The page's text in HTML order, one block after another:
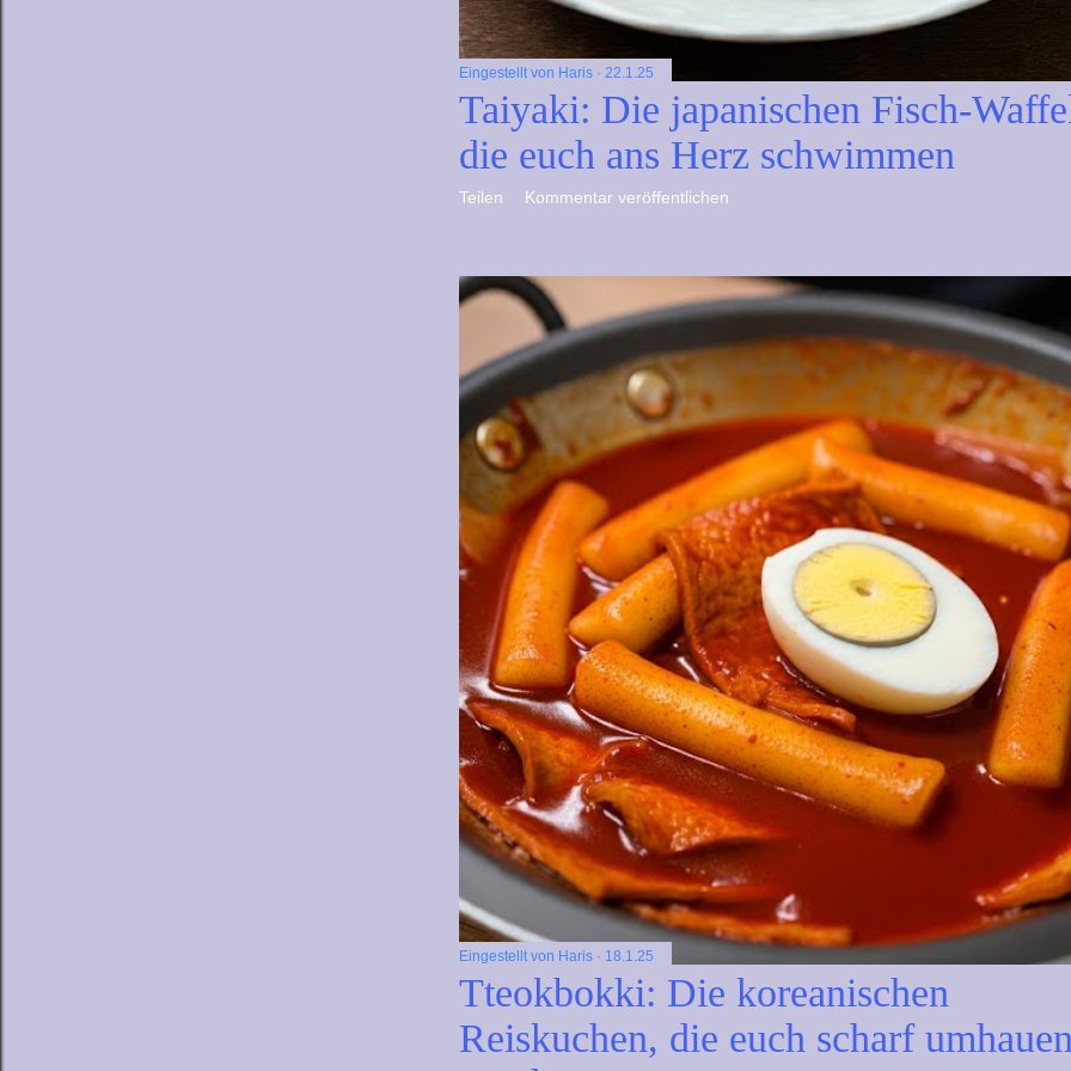
Eingestellt von Haris 22.1.25
Taiyaki: Die japanischen Fisch-
die euch ans Herz schwimmen
Teilen Kommentar veröffentlichen
Eingestellt von Haris 18.1.25
Tteokbokki: Die koreanischen
Reiskuchen, die euch scharf